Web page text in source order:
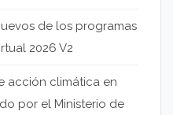
de los programas
2026 V2
acción climática en
por el Ministerio de